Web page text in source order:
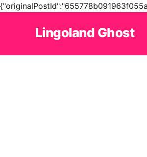
Lingoland Ghost